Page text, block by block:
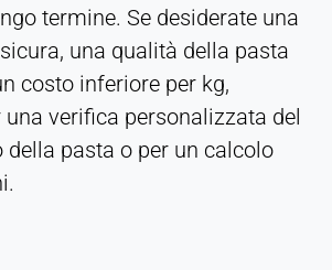
termine. Se desiderate una
una qualità della pasta
costo inferiore per kg,
verifica personalizzata del
pasta o per un calcolo